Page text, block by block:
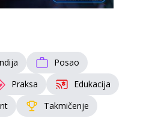
Posao
Praksa
Edukacija
Takmičenje